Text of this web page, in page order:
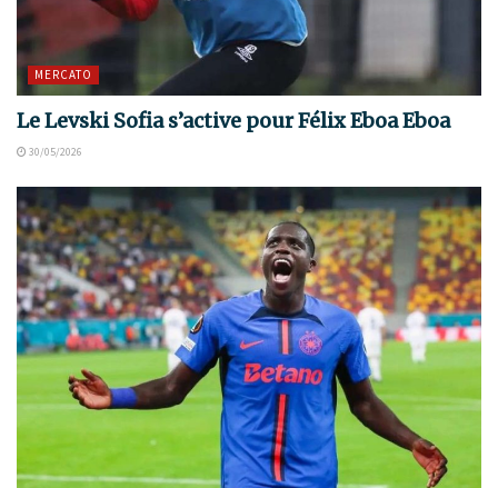
MERCATO
Le Levski Sofia s’active pour Félix Eboa Eboa
30/05/2026